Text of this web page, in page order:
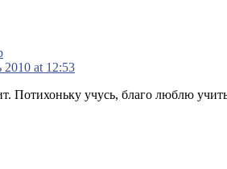
2010 at 12:53
Потихоньку учусь, благо люблю